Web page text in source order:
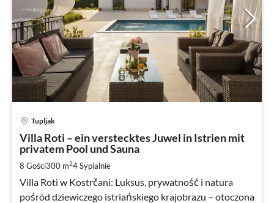
Tupljak
Villa Roti – ein verstecktes Juwel in Istrien mit
privatem Pool und Sauna
8 Gości300 m24Sypialnie
Villa Roti w Kostrčani: Luksus, prywatność i natura
pośród dziewiczego istriańskiego krajobrazu – otoczona